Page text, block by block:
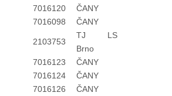
7016120
ČANY
7016098 ČANY
2103753
TJ LS
Brno
7016123
ČANY
7016124
ČANY
7016126 ČANY